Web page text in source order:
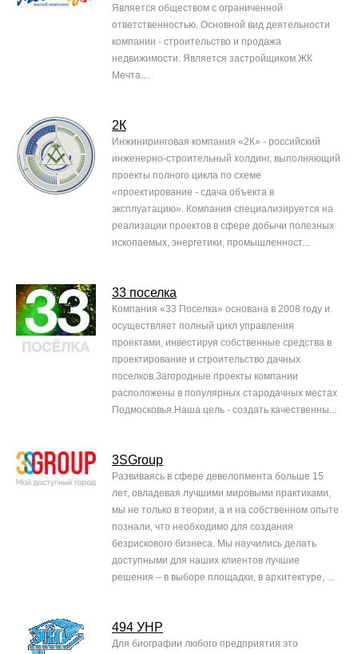
Является обществом с ограниченной
ответственностью. Основной вид деятельности
компании - строительство и продажа
недвижимости. Является застройщиком ЖК
Мечта....
2К
Инжиниринговая компания «2К» - российский
инженерно-строительный холдинг, выполняющий
проекты полного цикла по схеме
«проектирование - сдача объекта в
эксплуатацию». Компания специализируется на
реализации проектов в сфере добычи полезных
ископаемых, энергетики, промышленност...
33 поселка
Компания «33 Поселка» основана в 2008 году и
осуществляет полный цикл управления
проектами, инвестируя собственные средства в
проектирование и строительство дачных
поселков.Загородные проекты компании
расположены в популярных стародачных местах
Подмосковья.Наша цель - создать качественны...
3SGroup
Развиваясь в сфере девелопмента больше 15
лет, овладевая лучшими мировыми практиками,
мы не только в теории, а и на собственном опыте
познали, что необходимо для создания
безрискового бизнеса. Мы научились делать
доступными для наших клиентов лучшие
решения – в выборе площадки, в архитектуре, ...
494 УНР
Для биографии любого предприятия это